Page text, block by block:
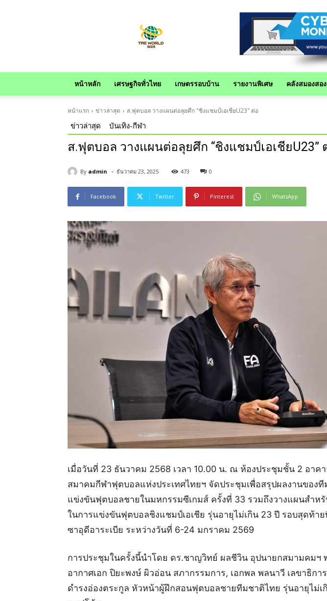
หน้าหลัก เศรษฐกิจทั่วไทย เกษตรรอบบ้าน รายงานพิเศษ คลังสมองสอ
หน้าแรก ข่าวล่าสุด ส.ฟุตบอล วางแผนต่อลุยศึก "ชิงแชมป์เอเชียU23" ต่อ
ข่าวล่าสุด บันเทิง-กีฬา
ส.ฟุตบอล วางแผนต่อลุยศึก “ชิงแชมป์เอเชียU23”
By admin - ธันวาคม 23, 2025 473 0
Facebook Twitter Pinterest WhatsApp
เมื่อวันที่ 23 ธันวาคม 2568 เวลา 10.00 น. ณ ห้องประชุมชั้น 2 อาคา
สมาคมกีฬาฟุตบอลแห่งประเทศไทยฯ จัดประชุมเพื่อสรุปผลงานของ
แข่งขันฟุตบอลชายในมหกรรมซีเกมส์ ครั้งที่ 33 รวมถึงวางแผนสำห
ในการแข่งขันฟุตบอลชิงแชมป์เอเชีย รุ่นอายุไม่เกิน 23 ปี รอบสุดท้าย
ซาอุดีอาระเบีย ระหว่างวันที่ 6-24 มกราคม 2569
การประชุมในครั้งนี้นำโดย ดร.ชาญวิทย์ ผลชีวิน อุปนายกสมามคมฯ
อากาศเอก ปิยะพงษ์ ผิวอ่อน สภากรรมการ, เอกพล พลนาวี เลขาธิก
ดำรงอ่องตระกูล หัวหน้าผู้ฝึกสอนฟุตบอลชายทีมชาติไทย รุ่นอายุไม่เ